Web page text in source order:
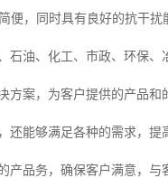
，同时具有良好的抗干扰
油、化工、市政、环保
案，为客户提供的产品和
能够满足各种的需求，提
品务，确保客户满意，与